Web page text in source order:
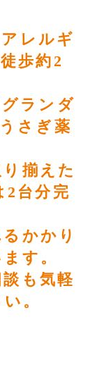
レルギ
歩約2
ランダ
さぎ薬
揃えた
2台分完
かかり
す。
も気軽
。